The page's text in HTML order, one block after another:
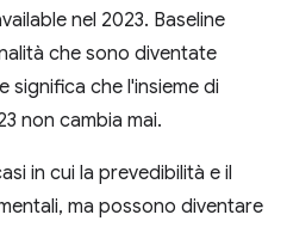
nel 2023. Baseline
che sono diventate
significa che l'insieme di
non cambia mai.
in cui la prevedibilità e il
ma possono diventare